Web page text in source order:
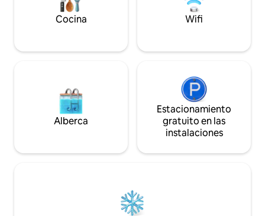
Livramento en busca de pescado fresco
y productos regionales.
totalmente
relajantes.
Cocina Wifi
Alberca
Estacionamiento
gratuito en las
instalaciones